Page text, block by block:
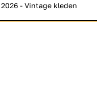
- Vintage kleden